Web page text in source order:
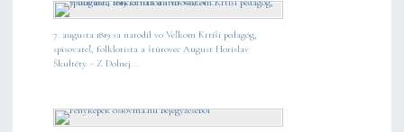
7. augusta 1819 sa narodil vo Veľkom Krtíši pedagóg,
spisovateľ, folklorista a štúrovec August Horislav
Škultéty. - Z Dolnej...